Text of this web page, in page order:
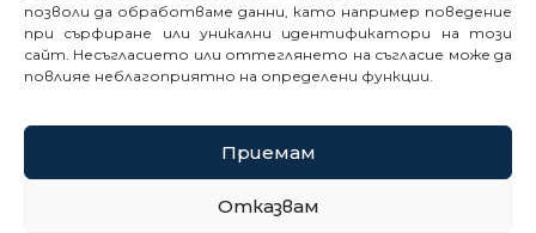
позволи да обработваме данни, като например поведение
при сърфиране или уникални идентификатори на този
сайт. Несъгласието или оттеглянето на съгласие може да
повлияе неблагоприятно на определени функции.
Приемам
Отказвам
Профил на купувача
Кариери
Контакти